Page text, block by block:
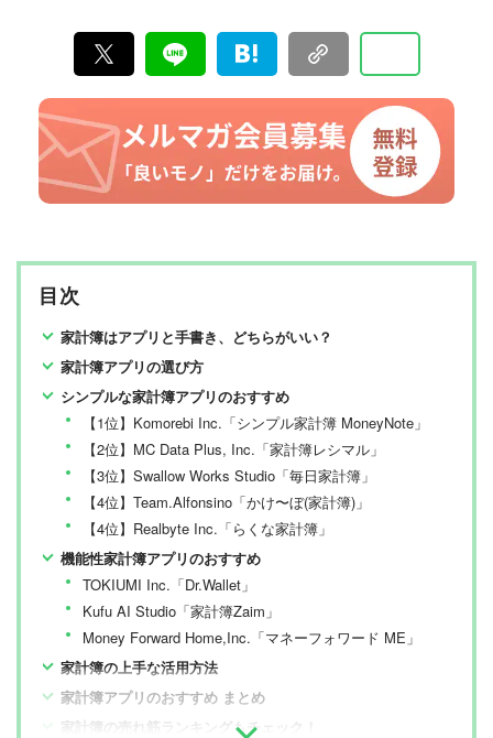
目次
家計簿はアプリと手書き、どちらがいい？
家計簿アプリの選び方
シンプルな家計簿アプリのおすすめ
【1位】Komorebi Inc.「シンプル家計簿 MoneyNote」
【2位】MC Data Plus, Inc.「家計簿レシマル」
【3位】Swallow Works Studio「毎日家計簿」
【4位】Team.Alfonsino「かけ〜ぼ(家計簿)」
【4位】Realbyte Inc.「らくな家計簿」
機能性家計簿アプリのおすすめ
TOKIUMI Inc.「Dr.Wallet」
Kufu AI Studio「家計簿Zaim」
Money Forward Home,Inc.「マネーフォワード ME」
家計簿の上手な活用方法
家計簿アプリのおすすめ まとめ
家計簿の売れ筋ランキングもチェック！